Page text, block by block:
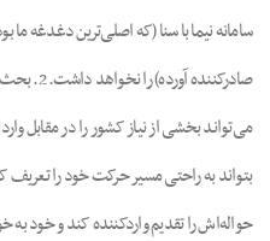
سامانه نیما با سنا (که اصلی‌ترین دغدغه ما
می‌تواند بخشی از نیاز کشور را در مقابل
بتواند به راحتی مسیر حرکت خود را تعریف
حواله‌اش را تقدیم واردکننده کند و خود